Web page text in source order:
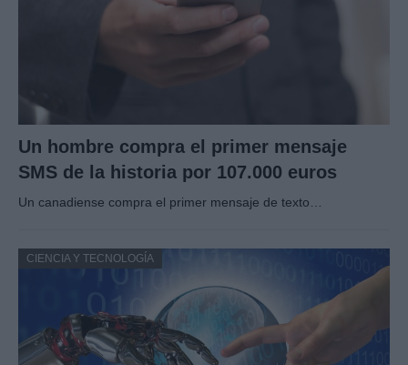
Un hombre compra el primer mensaje
SMS de la historia por 107.000 euros
Un canadiense compra el primer mensaje de texto…
CIENCIA Y TECNOLOGÍA